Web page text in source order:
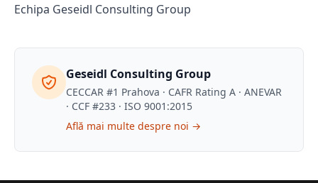
Echipa Geseidl Consulting Group
Geseidl Consulting Group
CECCAR #1 Prahova · CAFR Rating A · ANEVAR
· CCF #233 · ISO 9001:2015
Află mai multe despre noi →